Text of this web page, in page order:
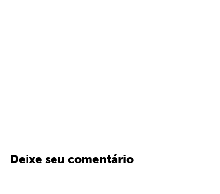
Deixe seu comentário